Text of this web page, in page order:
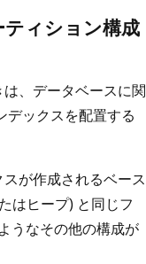
ィション構成
、データベースに関
デックスを配置する
が作成されるベース
はヒープ) と同じフ
うなその他の構成が